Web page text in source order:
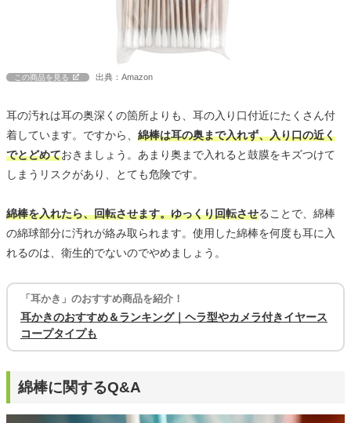
この商品を見る 出典：Amazon
耳の汚れは耳の奥深くの箇所よりも、耳の入り口付近にたくさん付
着しています。ですから、 綿棒は耳の奥まで入れず、入り口の近く
でとどめておきましょう。あまり奥まで入れると鼓膜をキズつけて
しまうリスクがあり、とても危険です。
綿棒を入れたら、回転させます。ゆっくり回転させることで、綿棒
の綿球部分に汚れが絡み取られます。使用した綿棒を何度も耳に入
れるのは、衛生的でないのでやめましょう。
「耳かき」のおすすめ商品を紹介！
耳かきのおすすめ＆ランキング｜ヘラ型やカメラ付きイヤース
コープタイプも
綿棒に関するQ&A